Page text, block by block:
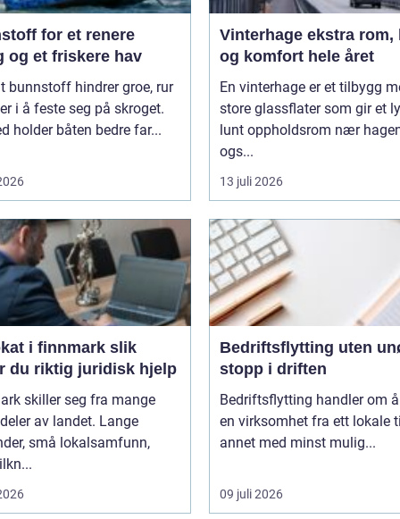
for et renere
og et friskere hav
bunnstoff hindrer groe, rur
i å feste seg på skroget.
holder båten bedre far...
Vinterhage ekstra rom, lys
og komfort hele året
En vinterhage er et tilbygg
store glassflater som gir et
lunt oppholdsrom nær
ogs...
13 juli 2026
i finnmark slik
du riktig juridisk hjelp
skiller seg fra mange
av landet. Lange
små lokalsamfunn,
Bedriftsflytting uten
stopp i driften
Bedriftsflytting handler om
en virksomhet fra ett lokale
annet med minst mulig...
09 juli 2026